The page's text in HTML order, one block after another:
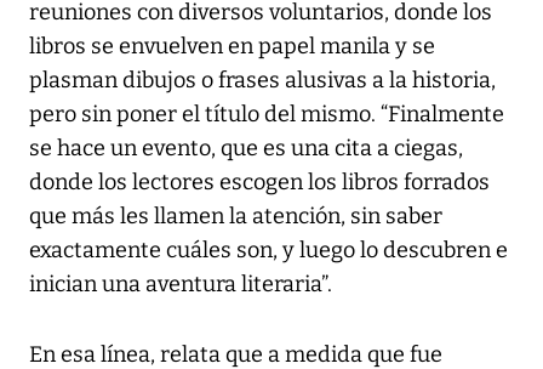
reuniones con diversos voluntarios, donde los
libros se envuelven en papel manila y se
plasman dibujos o frases alusivas a la historia,
pero sin poner el título del mismo. “Finalmente
se hace un evento, que es una cita a ciegas,
donde los lectores escogen los libros forrados
que más les llamen la atención, sin saber
exactamente cuáles son, y luego lo descubren e
inician una aventura literaria”.
En esa línea, relata que a medida que fue